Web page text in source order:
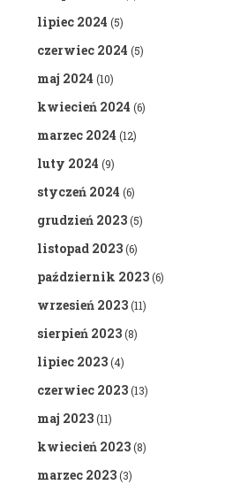
lipiec 2024 (5)
czerwiec 2024 (5)
maj 2024 (10)
kwiecień 2024 (6)
marzec 2024 (12)
luty 2024 (9)
styczeń 2024 (6)
grudzień 2023(5)
listopad 2023(6)
październik 2023(6)
wrzesień 2023(11)
sierpień 2023(8)
lipiec 2023(4)
czerwiec 2023(13)
maj 2023(11)
kwiecień 2023(8)
marzec 2023(3)